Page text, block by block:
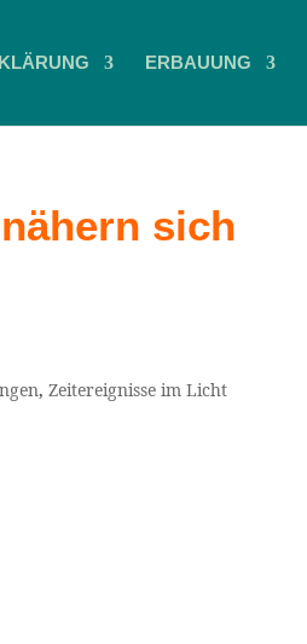
ERBAUUNG
sich
,Zeitereignisse im Licht